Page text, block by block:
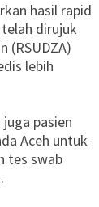
hasil rapid
dirujuk
(RSUDZA)
lebih
pasien
Aceh untuk
tes swab